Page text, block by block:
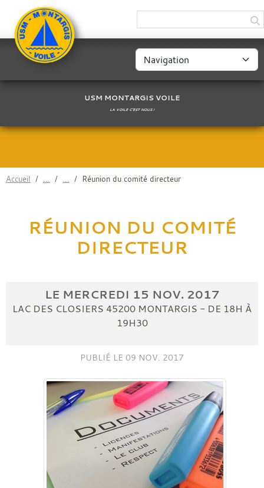
USM MONTARGIS VOILE
LA VOILE C'EST NOUS !
Accueil Réunion du comité directeur
RÉUNION DU COMITÉ
DIRECTEUR
LE MERCREDI 15 NOV. 2017
LAC DES CLOSIERS 45200 MONTARGIS - DE 18H À
19H30
PUBLIÉ LE 09 NOV. 2017
Panneau de gestion des cookies